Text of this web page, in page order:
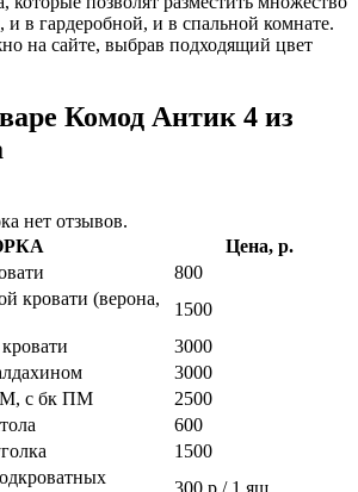
в гардеробной, и в спальной комнате.
на сайте, выбрав подходящий цвет
Комод Антик 4 из
нет отзывов.
Цена, р.
800
кровати (верона,
1500
3000
3000
с бк ПМ
2500
600
1500
300 р / 1 ящ